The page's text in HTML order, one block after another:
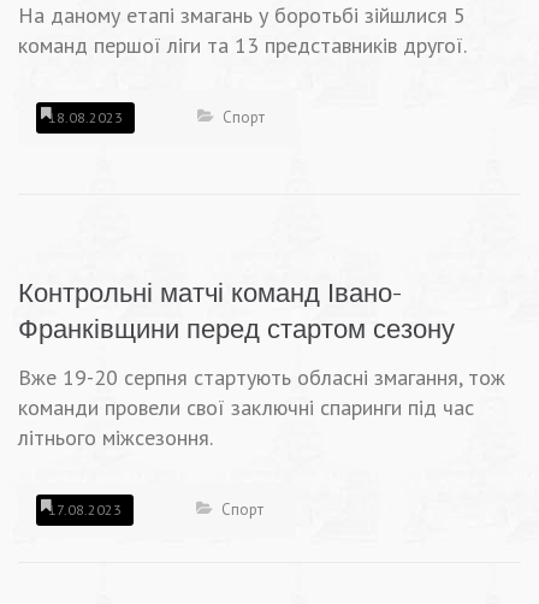
На даному етапі змагань у боротьбі зійшлися 5
команд першої ліги та 13 представників другої.
18.08.2023 Спорт
Контрольні матчі команд Івано-
Франківщини перед стартом сезону
Вже 19-20 серпня стартують обласні змагання, тож
команди провели свої заключні спаринги під час
літнього міжсезоння.
17.08.2023 Спорт